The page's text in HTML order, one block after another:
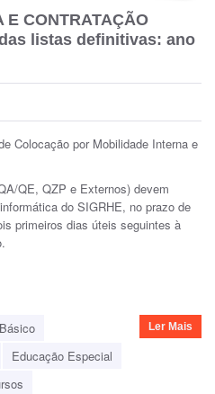
E CONTRATAÇÃO
listas definitivas: ano
Colocação por Mobilidade Interna e
QE, QZP e Externos) devem
do SIGRHE, no prazo de
primeiros dias úteis seguintes à
Educação Especial
Ler Mais